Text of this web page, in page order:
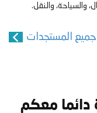
والسياحة، والنقل.
جميع المستجدات
دائما معكم